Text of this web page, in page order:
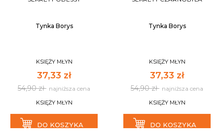
Tynka Borys
KSIĘŻY MŁYN
37,33 zł
54,90 zł najniższa cena
KSIĘŻY MŁYN
DO KOSZYKA
Tynka Borys
KSIĘŻY MŁYN
37,33 zł
54,90 zł najniższa cena
KSIĘŻY MŁYN
DO KOSZYKA